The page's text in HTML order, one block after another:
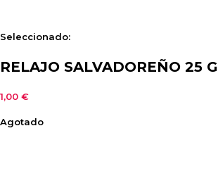
Seleccionado:
RELAJO SALVADOREÑO 25 G
1,00 €
Agotado